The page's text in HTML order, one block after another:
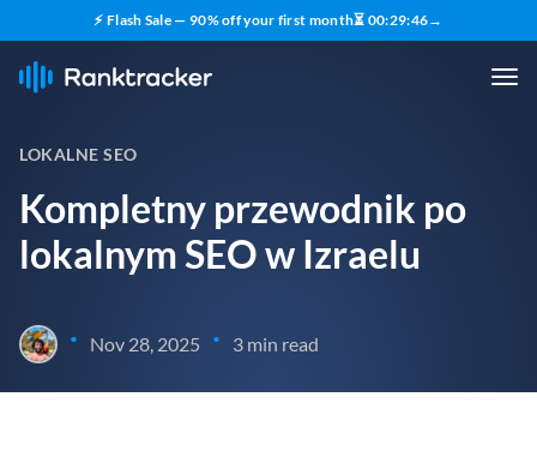
⚡ Flash Sale — 90% off your first month⏳ 00:29:45→
LOKALNE SEO
Kompletny przewodnik po
lokalnym SEO w Izraelu
• Nov 28, 2025 • 3 min read